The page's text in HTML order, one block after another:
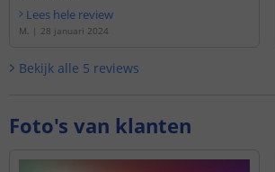
Lees hele review
M. | 28 januari 2024
Bekijk alle 5 reviews
Foto's van klanten